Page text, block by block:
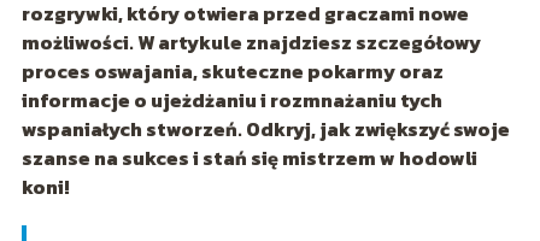
rozgrywki, który otwiera przed graczami nowe
możliwości. W artykule znajdziesz szczegółowy
proces oswajania, skuteczne pokarmy oraz
informacje o ujeżdżaniu i rozmnażaniu tych
wspaniałych stworzeń. Odkryj, jak zwiększyć swoje
szanse na sukces i stań się mistrzem w hodowli
koni!